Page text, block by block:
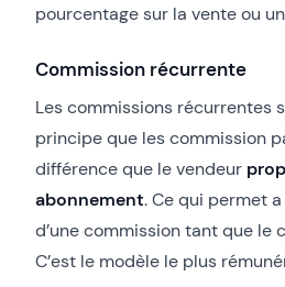
pourcentage sur la vente ou
Commission récurrente
Les commissions récurrentes
principe que les commission
différence que le vendeur
abonnement. Ce qui permet
d’une commission tant que le
C’est le modèle le plus